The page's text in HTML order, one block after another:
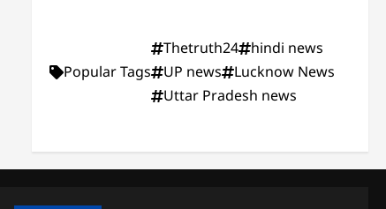
Popular Tags
Thetruth24
hindi news
UP news
Lucknow News
Uttar Pradesh news